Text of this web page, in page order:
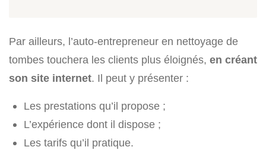
Par ailleurs, l’auto-entrepreneur en nettoyage de
tombes touchera les clients plus éloignés, en créant
son site internet. Il peut y présenter :
Les prestations qu’il propose ;
L’expérience dont il dispose ;
Les tarifs qu’il pratique.